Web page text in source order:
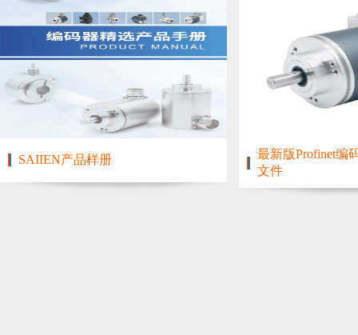
SAIIEN产品样册
最新版Profinet编
文件